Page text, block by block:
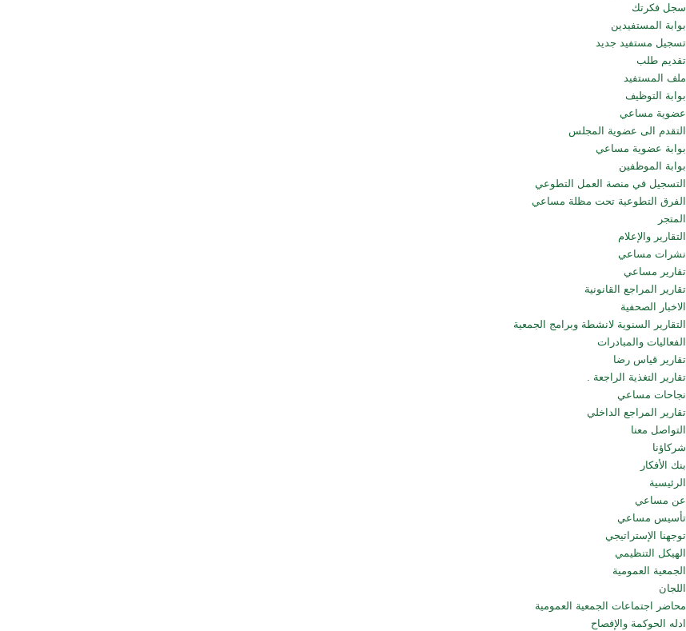
سجل فكرتك
بوابة المستفيدين
تسجيل مستفيد جديد
تقديم طلب
ملف المستفيد
بوابة التوظيف
عضوية مساعي
التقدم الى عضوية المجلس
بوابة عضوية مساعي
بوابة الموظفين
التسجيل في منصة العمل التطوعي
الفرق التطوعية تحت مظلة مساعي
المتجر
التقارير والإعلام
نشرات مساعي
تقارير مساعي
تقارير المراجع القانونية
الاخبار الصحفية
التقارير السنوية لانشطة وبرامج الجمعية
الفعاليات والمبادرات
تقارير قياس رضا
تقارير التغذية الراجعة .
نجاحات مساعي
تقارير المراجع الداخلي
التواصل معنا
شركاؤنا
بنك الأفكار
الرئيسية
عن مساعي
تأسيس مساعي
توجهنا الإستراتيجي
الهيكل التنظيمي
الجمعية العمومية
اللجان
محاضر اجتماعات الجمعية العمومية
ادله الحوكمة والإفصاح